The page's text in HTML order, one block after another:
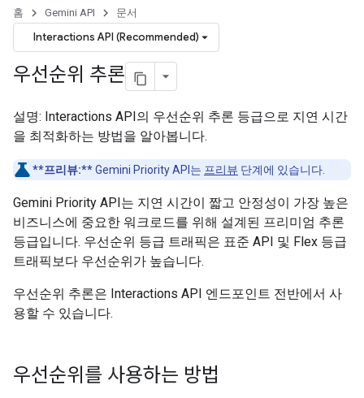
홈 Gemini API 문서
Interactions API (Recommended)
우선순위 추론
설명: Interactions API의 우선순위 추론 등급으로 지연 시간
을 최적화하는 방법을 알아봅니다.
**프리뷰:**Gemini Priority API는 프리뷰 단계에 있습니다.
Gemini Priority API는 지연 시간이 짧고 안정성이 가장 높은
비즈니스에 중요한 워크로드를 위해 설계된 프리미엄 추론
등급입니다. 우선순위 등급 트래픽은 표준 API 및 Flex 등급
트래픽보다 우선순위가 높습니다.
우선순위 추론은 Interactions API 엔드포인트 전반에서 사
용할 수 있습니다.
우선순위를 사용하는 방법